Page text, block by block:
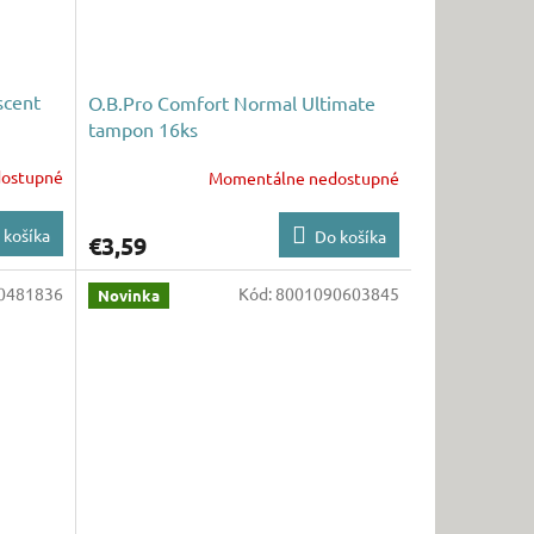
košíka
O.B.Pro Comfort Normal Ultimate
tampon 16ks
Momentálne nedostupné
€3,59 Do košíka
Novinka Kód:8001090603845